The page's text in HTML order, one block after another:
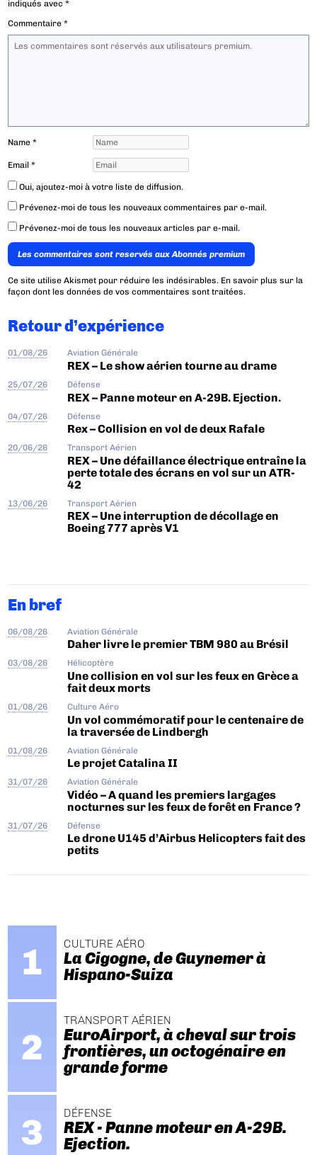
indiqués avec*
Commentaire*
Name*
Email*
Oui, ajoutez-moi à votre liste de diffusion.
Prévenez-moi de tous les nouveaux commentaires par e-mail.
Prévenez-moi de tous les nouveaux articles par e-mail.
Les commentaires sont reservés aux Abonnés premium
Ce site utilise Akismet pour réduire les indésirables. En savoir plus sur la
façon dont les données de vos commentaires sont traitées.
Retour d’expérience
01/08/26 Aviation Générale
REX – Le show aérien tourne au drame
25/07/26 Défense
REX – Panne moteur en A-29B. Ejection.
04/07/26 Défense
Rex – Collision en vol de deux Rafale
20/06/26 Transport Aérien
REX – Une défaillance électrique entraîne la
perte totale des écrans en vol sur un ATR-
42
13/06/26 Transport Aérien
REX – Une interruption de décollage en
Boeing 777 après V1
En bref
06/08/26 Aviation Générale
Daher livre le premier TBM 980 au Brésil
03/08/26 Hélicoptère
Une collision en vol sur les feux en Grèce a
fait deux morts
01/08/26 Culture Aéro
Un vol commémoratif pour le centenaire de
la traversée de Lindbergh
01/08/26 Aviation Générale
Le projet Catalina II
31/07/26 Aviation Générale
Vidéo – A quand les premiers largages
nocturnes sur les feux de forêt en France ?
31/07/26 Défense
Le drone U145 d’Airbus Helicopters fait des
petits
CULTURE AÉRO
La Cigogne, de Guynemer à
Hispano-Suiza
TRANSPORT AÉRIEN
EuroAirport, à cheval sur trois
frontières, un octogénaire en
grande forme
DÉFENSE
REX - Panne moteur en A-29B.
Ejection.